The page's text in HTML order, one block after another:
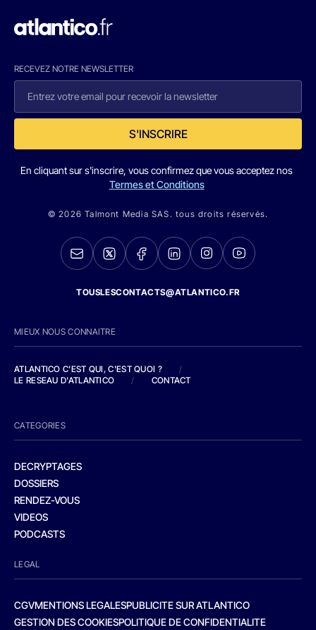
RECEVEZ NOTRE NEWSLETTER
S'INSCRIRE
En cliquant sur s'inscrire, vous confirmez que vous acceptez nos
Termes et Conditions
© 2026 Talmont Media SAS. tous droits réservés.
TOUSLESCONTACTS@ATLANTICO.FR
MIEUX NOUS CONNAITRE
ATLANTICO C'EST QUI, C'EST QUOI ?
/
LE RESEAU D'ATLANTICO
/ CONTACT
CATEGORIES
DECRYPTAGES
DOSSIERS
RENDEZ-VOUS
VIDEOS
PODCASTS
LEGAL
CGVMENTIONS LEGALESPUBLICITE SUR ATLANTICO
GESTION DES COOKIESPOLITIQUE DE CONFIDENTIALITE